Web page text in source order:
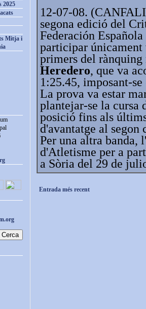
12-07-08.
segona edició del
Federación
participar únicament
primers del
Heredero, que va
1:25.45, imposant-
La prova va estar
plantejar-se la cursa
posició fins als
d'avantatge al segon
Per una altra banda,
d'Atletisme per a
a Sòria del 29 de
Entrada més recent
2025
Mitja i